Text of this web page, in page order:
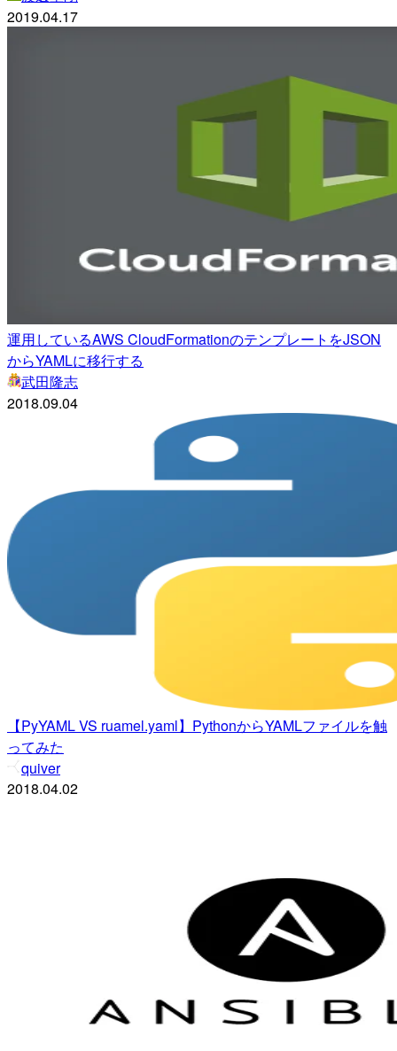
2019.04.17
運用しているAWS CloudFormationのテンプレートをJSON
からYAMLに移行する
武田隆志
2018.09.04
【PyYAML VS ruamel.yaml】PythonからYAMLファイルを触
ってみた
quiver
2018.04.02